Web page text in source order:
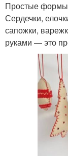
Простые формы
Сердечки,
сапожки,
руками — это